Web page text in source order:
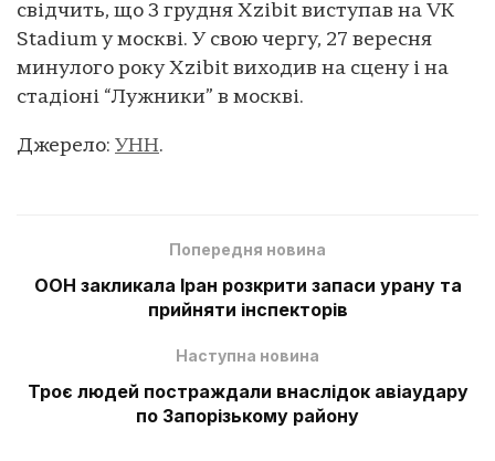
свідчить, що 3 грудня Xzibit виступав на VK
Stadium у москві. У свою чергу, 27 вересня
минулого року Xzibit виходив на сцену і на
стадіоні “Лужники” в москві.
Джерело: УНН.
Попередня новина
ООН закликала Іран розкрити запаси урану та
прийняти інспекторів
Наступна новина
Троє людей постраждали внаслідок авіаудару
по Запорізькому району